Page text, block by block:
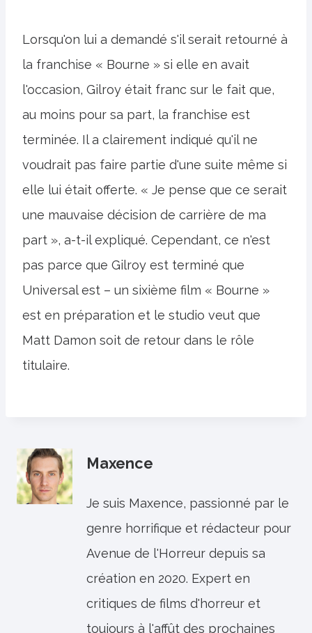
Lorsqu'on lui a demandé s'il serait retourné à
la franchise « Bourne » si elle en avait
l'occasion, Gilroy était franc sur le fait que,
au moins pour sa part, la franchise est
terminée. Il a clairement indiqué qu'il ne
voudrait pas faire partie d'une suite même si
elle lui était offerte. « Je pense que ce serait
une mauvaise décision de carrière de ma
part », a-t-il expliqué. Cependant, ce n'est
pas parce que Gilroy est terminé que
Universal est – un sixième film « Bourne »
est en préparation et le studio veut que
Matt Damon soit de retour dans le rôle
titulaire.
Maxence
Je suis Maxence, passionné par le
genre horrifique et rédacteur pour
Avenue de l'Horreur depuis sa
création en 2020. Expert en
critiques de films d'horreur et
toujours à l'affût des prochaines